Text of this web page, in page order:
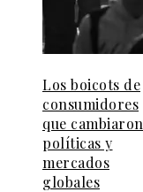
Los boicots de
consumidores
que cambiaron
políticas y
mercados
globales